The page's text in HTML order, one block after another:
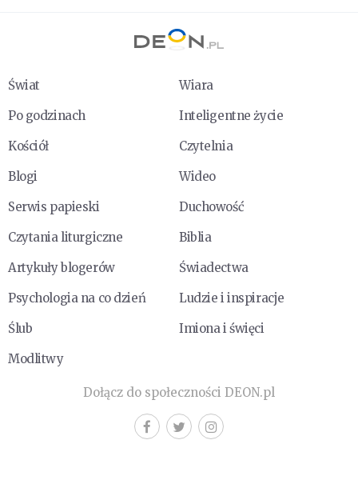
Świat
Wiara
Po godzinach
Inteligentne życie
Kościół
Czytelnia
Blogi
Wideo
Serwis papieski
Duchowość
Czytania liturgiczne
Biblia
Artykuły blogerów
Świadectwa
Psychologia na co dzień
Ludzie i inspiracje
Ślub
Imiona i święci
Modlitwy
Dołącz do społeczności DEON.pl